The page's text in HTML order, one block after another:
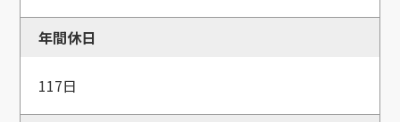
年間休日
117日